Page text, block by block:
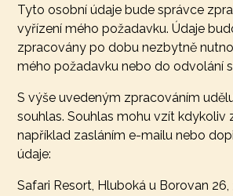
Tyto osobní údaje bude správce
vyřízení mého požadavku. Údaje
zpracovány po dobu nezbytně
mého požadavku nebo do odvolání
S výše uvedeným zpracováním
souhlas. Souhlas mohu vzít kdykoliv
například zasláním e-mailu nebo
údaje:
Safari Resort, Hluboká u Borovan